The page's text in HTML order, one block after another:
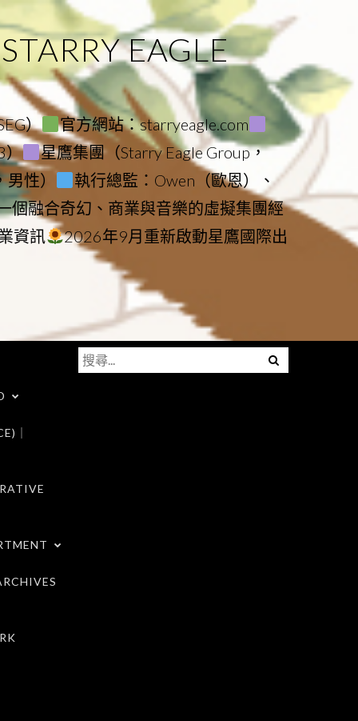
EAGLE
）
官方網站：starryeagle.com
）
星鷹集團（Starry Eagle Group，
性）
執行總監：Owen（歐恩）、
個融合奇幻、商業與音樂的虛擬集團經
資訊
2026年9月重新啟動星鷹國際出
｜
Menu
搜
尋